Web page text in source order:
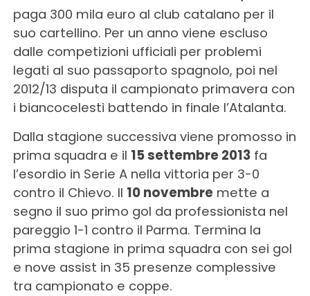
paga 300 mila euro al club catalano per il
suo cartellino. Per un anno viene escluso
dalle competizioni ufficiali per problemi
legati al suo passaporto spagnolo, poi nel
2012/13 disputa il campionato primavera con
i biancocelesti battendo in finale l’Atalanta.
Dalla stagione successiva viene promosso in
prima squadra e il 15 settembre 2013fa
l’esordio in Serie A nella vittoria per 3-0
contro il Chievo. Il 10 novembremette a
segno il suo primo gol da professionista nel
pareggio 1-1 contro il Parma. Termina la
prima stagione in prima squadra con sei gol
e nove assist in 35 presenze complessive
tra campionato e coppe.